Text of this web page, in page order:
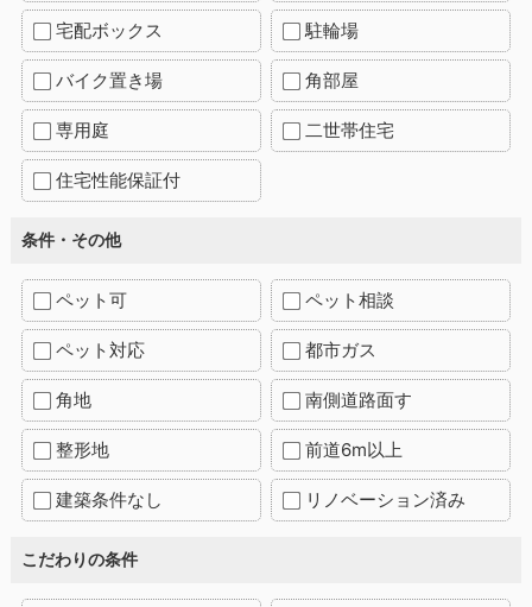
宅配ボックス 駐輪場
バイク置き場 角部屋
専用庭 二世帯住宅
住宅性能保証付
条件・その他
ペット可 ペット相談
ペット対応 都市ガス
角地 南側道路面す
整形地 前道6m以上
建築条件なし リノベーション済み
こだわりの条件